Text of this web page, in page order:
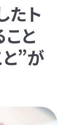
たト
と
”が